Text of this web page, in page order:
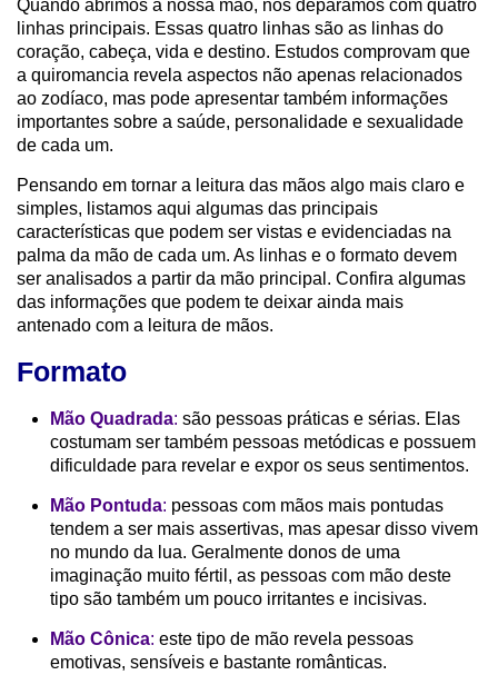
Quando abrimos a nossa mão, nos deparamos com quatro
linhas principais. Essas quatro linhas são as linhas do
coração, cabeça, vida e destino. Estudos comprovam que
a quiromancia revela aspectos não apenas relacionados
ao zodíaco, mas pode apresentar também informações
importantes sobre a saúde, personalidade e sexualidade
de cada um.
Pensando em tornar a leitura das mãos algo mais claro e
simples, listamos aqui algumas das principais
características que podem ser vistas e evidenciadas na
palma da mão de cada um. As linhas e o formato devem
ser analisados a partir da mão principal. Confira algumas
das informações que podem te deixar ainda mais
antenado com a leitura de mãos.
Formato
Mão Quadrada: são pessoas práticas e sérias. Elas
costumam ser também pessoas metódicas e possuem
dificuldade para revelar e expor os seus sentimentos.
Mão Pontuda: pessoas com mãos mais pontudas
tendem a ser mais assertivas, mas apesar disso vivem
no mundo da lua. Geralmente donos de uma
imaginação muito fértil, as pessoas com mão deste
tipo são também um pouco irritantes e incisivas.
Mão Cônica: este tipo de mão revela pessoas
emotivas, sensíveis e bastante românticas.